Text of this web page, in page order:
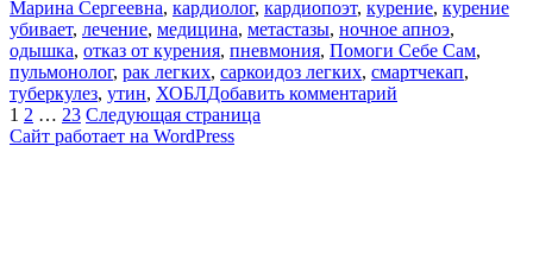
Марина Сергеевна, кардиолог, кардиопоэт, курение, курение
убивает, лечение, медицина, метастазы, ночное апноэ,
одышка, отказ от курения, пневмония, Помоги Себе Сам,
пульмонолог, рак легких, саркоидоз легких, смартчекап,
туберкулез, утин, ХОБЛДобавить комментарий
Пагинация
записей
Страница
1 Страница
2 … Страница
23 Следующая страница
Сайт работает на WordPress